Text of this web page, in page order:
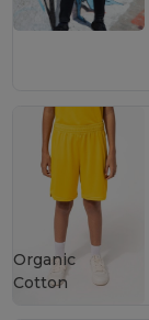
Organic
Cotton